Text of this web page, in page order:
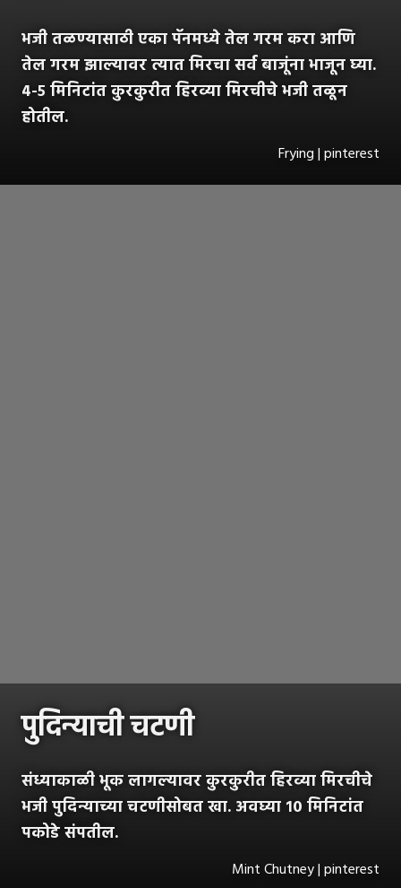
भजी तळण्यासाठी एका पॅनमध्ये तेल गरम करा आणि
तेल गरम झाल्यावर त्यात मिरचा सर्व बाजूंना भाजून घ्या.
४-५ मिनिटांत कुरकुरीत हिरव्या मिरचीचे भजी तळून
होतील.
Frying | pinterest
पुदिन्याची चटणी
संध्याकाळी भूक लागल्यावर कुरकुरीत हिरव्या मिरचीचे
भजी पुदिन्याच्या चटणीसोबत खा. अवघ्या १० मिनिटांत
पकोडे संपतील.
Mint Chutney | pinterest